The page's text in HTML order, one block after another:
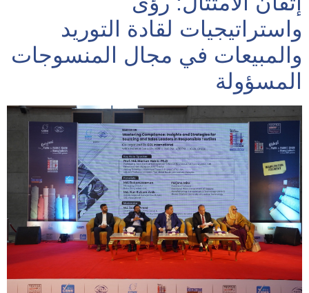
واستراتيجيات لقادة التوريد
والمبيعات في مجال المنسوجات
المسؤولة